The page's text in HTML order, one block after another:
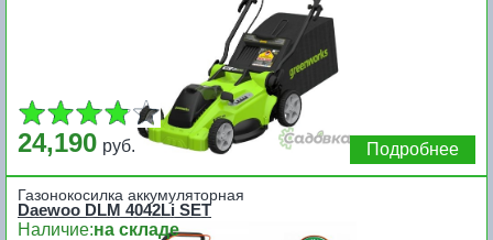
24,190 руб. Подробнее
Газонокосилка аккумуляторная
Daewoo DLM 4042Li SET
Наличие:на складе